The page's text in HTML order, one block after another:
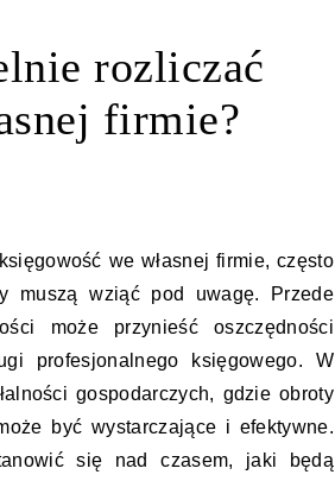
rozliczać
firmie?
we własnej firmie, często
muszą wziąć pod uwagę. Przede
może przynieść oszczędności
profesjonalnego księgowego. W
gospodarczych, gdzie obroty
być wystarczające i efektywne.
się nad czasem, jaki będą